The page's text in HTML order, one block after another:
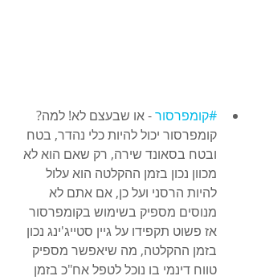
#קומפרסור - או שבעצם לא! למה?
קומפרסור יכול להיות כלי נהדר, בטח
ובטח בסאונד שירה, רק שאם הוא לא
מכוון נכון בזמן ההקלטה הוא עלול
להיות הרסני ועל כן, אם אתם לא
מנוסים מספיק בשימוש בקומפרסור
אז פשוט תקפידו על גיין סטייג'ינג נכון
בזמן ההקלטה, מה שיאפשר מספיק
טווח דינמי בו נוכל לטפל אח"כ בזמן